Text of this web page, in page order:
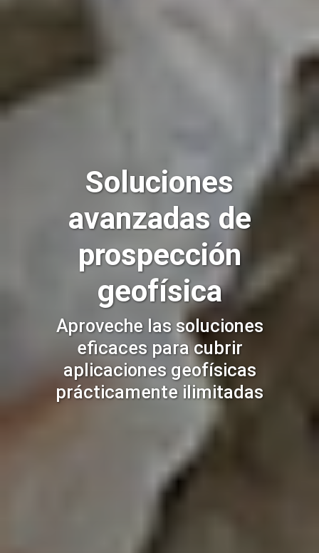
Soluciones
avanzadas de
prospección
geofísica
Aproveche las soluciones
eficaces para cubrir
aplicaciones geofísicas
prácticamente ilimitadas